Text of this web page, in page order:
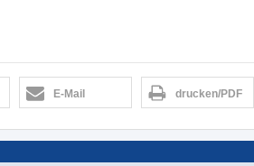
E-Mail drucken/PDF